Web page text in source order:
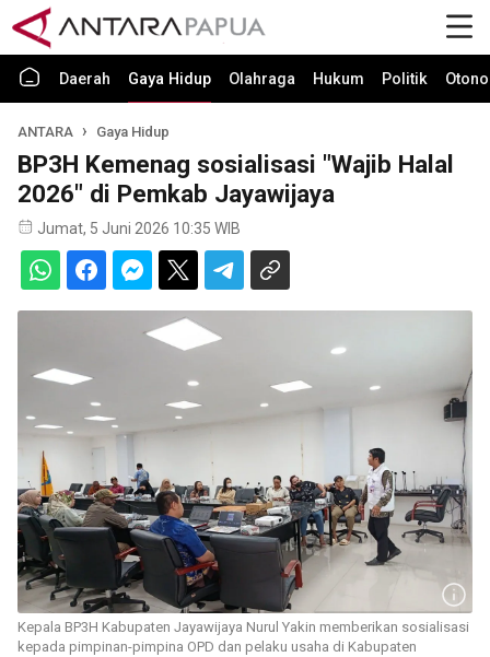
Daerah Gaya Hidup Olahraga Hukum Politik
ANTARA Gaya Hidup
BP3H Kemenag sosialisasi "Wajib Halal
2026" di Pemkab Jayawijaya
Jumat, 5 Juni 2026 10:35 WIB
Kepala BP3H Kabupaten Jayawijaya Nurul Yakin memberikan sosialisasi
kepada pimpinan-pimpina OPD dan pelaku usaha di Kabupaten